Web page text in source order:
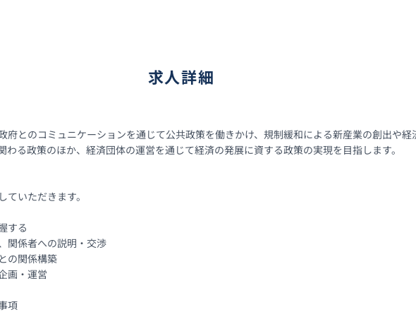
求人詳細
府とのコミュニケーションを通じて公共政策を働きかけ、規制緩和による新産業の創出や経
わる政策のほか、経済団体の運営を通じて経済の発展に資する政策の実現を目指します。
いただきます。
する
関係者への説明・交渉
の関係構築
画・運営
項